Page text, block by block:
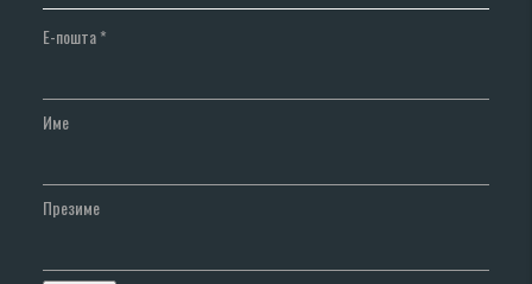
Е-пошта*
Име
Презиме